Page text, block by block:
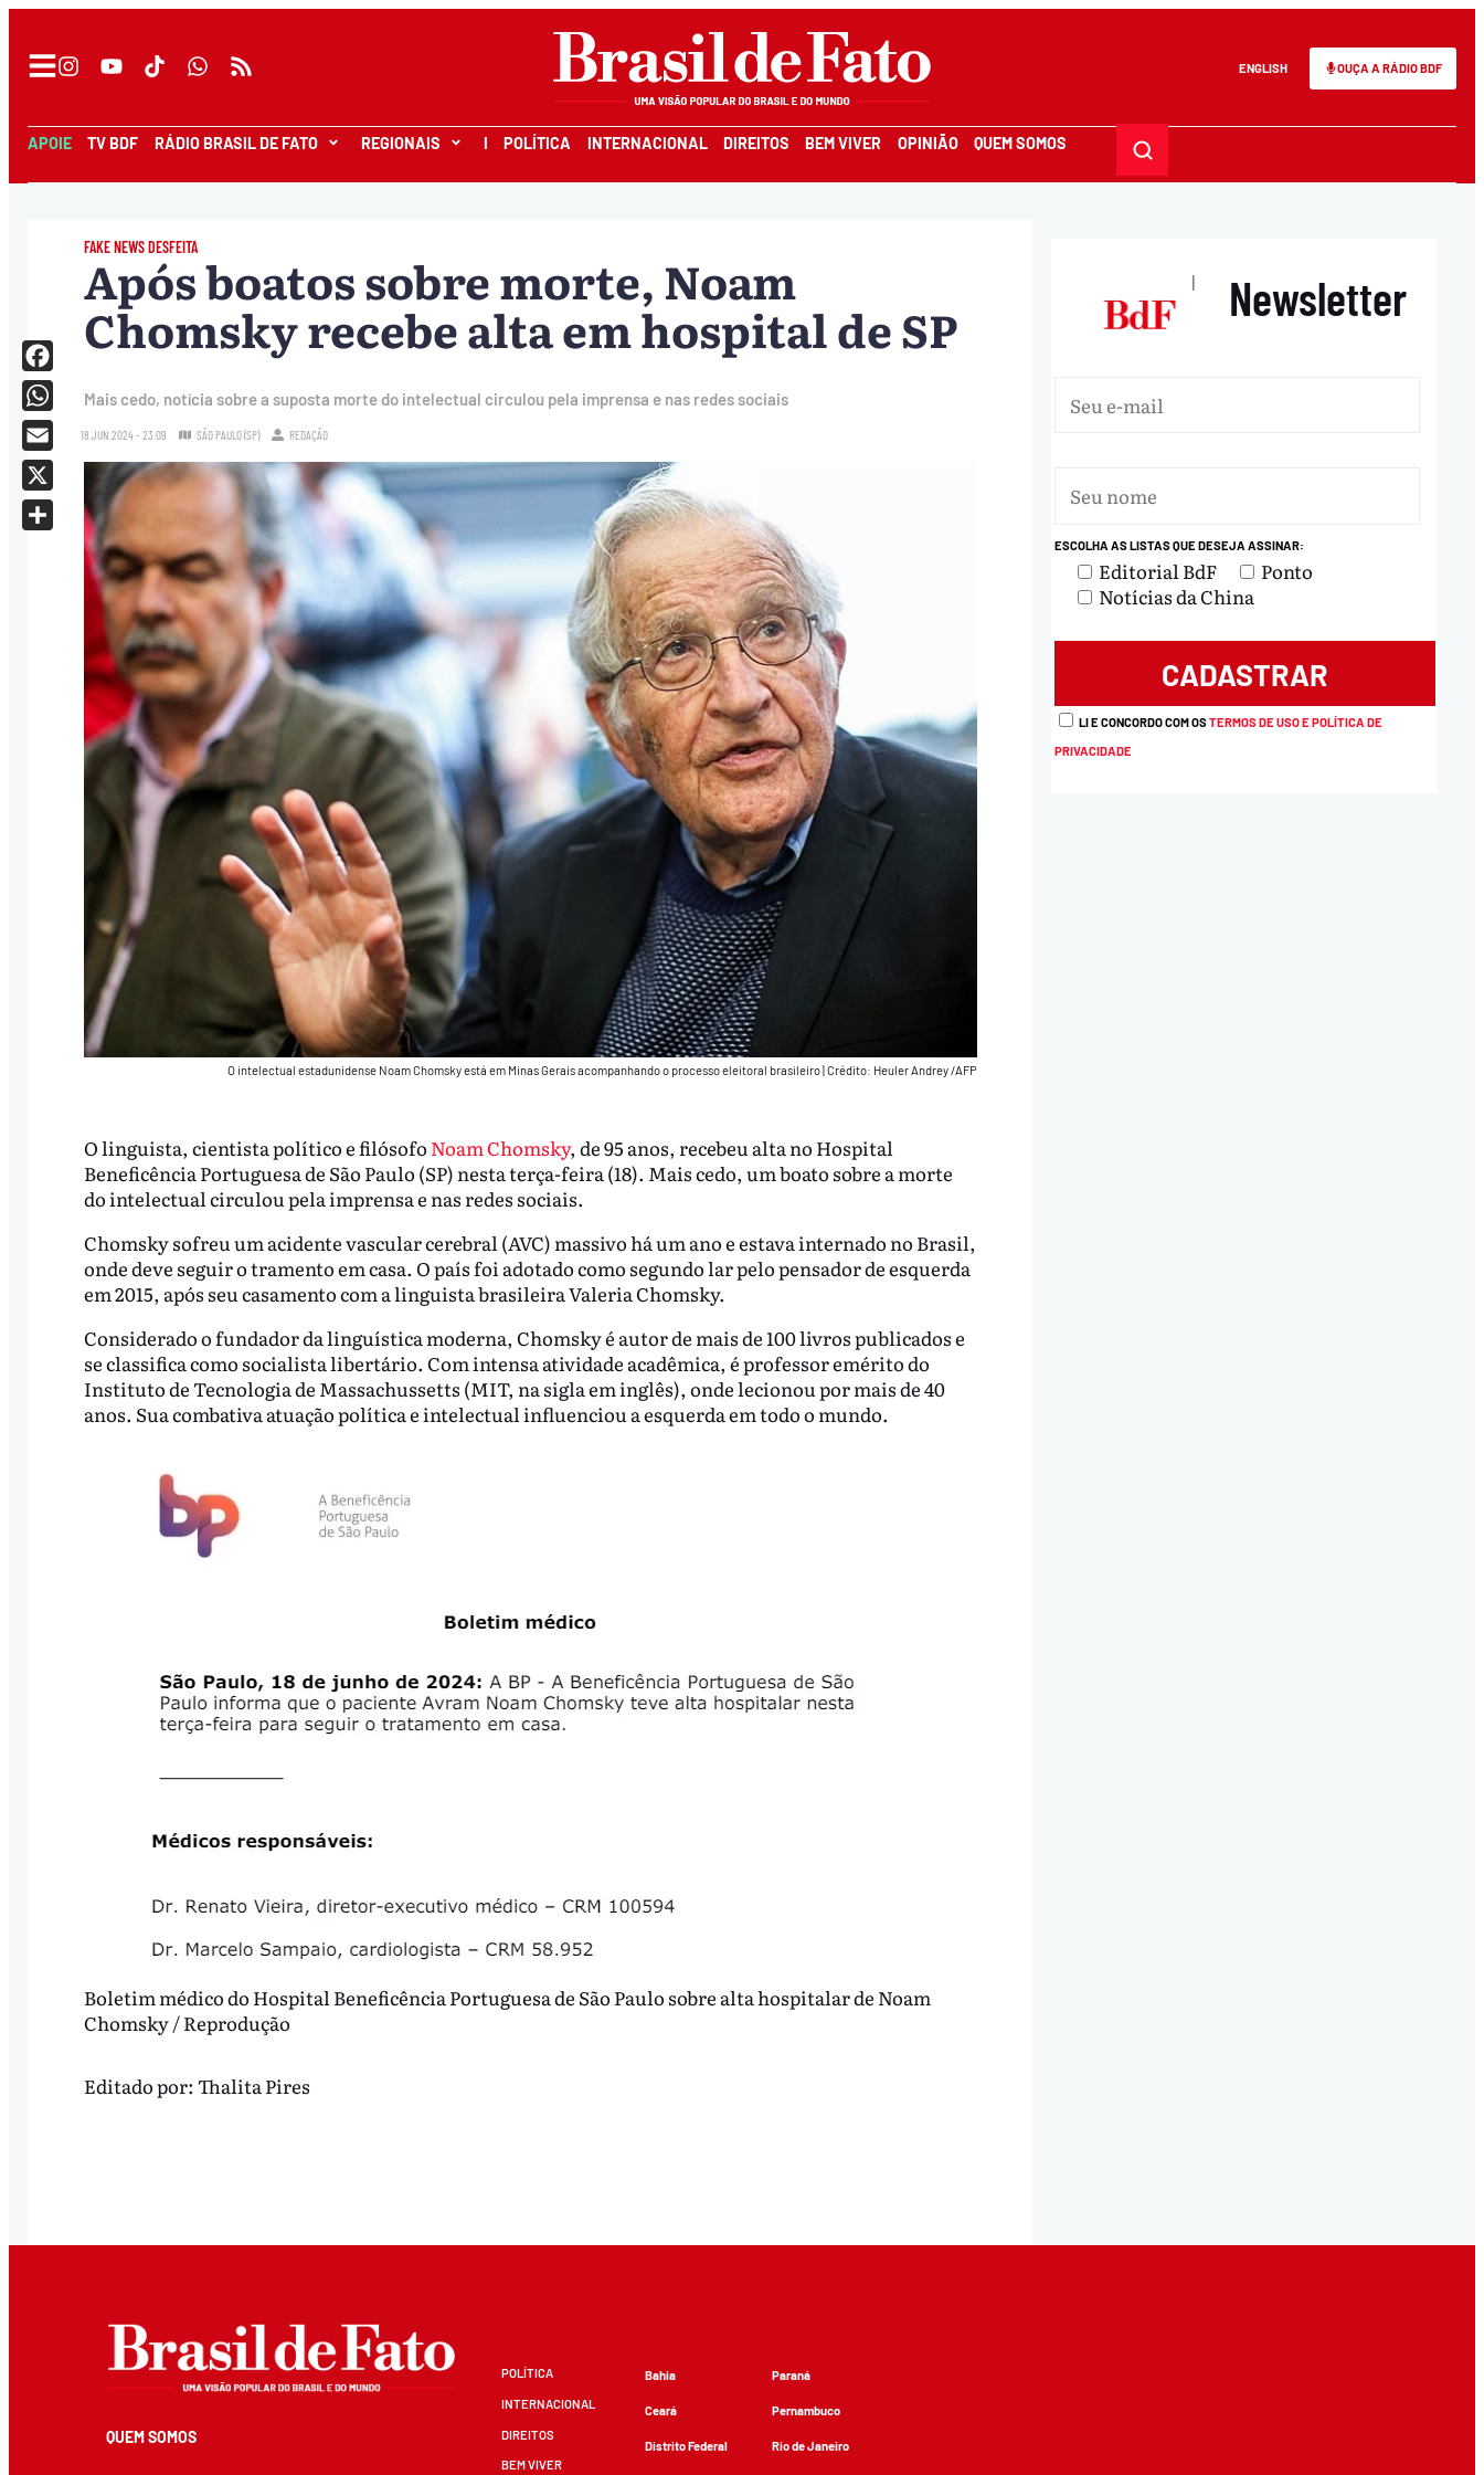
ENGLISH OUÇA A RÁDIO BDF
APOIE TV BDF RÁDIO BRASIL DE FATO REGIONAIS I POLÍTICA INTERNACIONAL DIREITOS BEM VIVER OPINIÃO QUEM SOMOS
FAKE NEWS DESFEITA
Após boatos sobre morte, Noam
Chomsky recebe alta em hospital de SP
Mais cedo, notícia sobre a suposta morte do intelectual circulou pela imprensa e nas redes sociais
18.JUN.2024 - 23:09 SÃO PAULO (SP) REDAÇÃO
O intelectual estadunidense Noam Chomsky está em Minas Gerais acompanhando o processo eleitoral brasileiro|Crédito: Heuler Andrey /AFP
O linguista, cientista político e filósofo Noam Chomsky, de 95 anos, recebeu alta no Hospital
Beneficência Portuguesa de São Paulo (SP) nesta terça-feira (18). Mais cedo, um boato sobre a morte
do intelectual circulou pela imprensa e nas redes sociais.
Chomsky sofreu um acidente vascular cerebral (AVC) massivo há um ano e estava internado no Brasil,
onde deve seguir o tramento em casa. O país foi adotado como segundo lar pelo pensador de esquerda
em 2015, após seu casamento com a linguista brasileira Valeria Chomsky.
Considerado o fundador da linguística moderna, Chomsky é autor de mais de 100 livros publicados e
se classifica como socialista libertário. Com intensa atividade acadêmica, é professor emérito do
Instituto de Tecnologia de Massachussetts (MIT, na sigla em inglês), onde lecionou por mais de 40
anos. Sua combativa atuação política e intelectual influenciou a esquerda em todo o mundo.
Boletim médico do Hospital Beneficência Portuguesa de São Paulo sobre alta hospitalar de Noam
Chomsky / Reprodução
Facebook
WhatsApp
Email
X
Editado por: Thalita Pires
| Newsletter
ESCOLHA AS LISTAS QUE DESEJA ASSINAR:
Editorial BdF
Ponto
Notícias da China
LI E CONCORDO COM OSTERMOS DE USO E POLÍTICA DE
PRIVACIDADE
QUEM SOMOS
POLÍTICA
INTERNACIONAL
DIREITOS
BEM VIVER
Bahia
Ceará
Distrito Federal
Paraná
Pernambuco
Rio de Janeiro